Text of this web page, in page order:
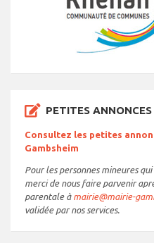
PETITES ANNONCES
Consultez les petites
Gambsheim
Pour les personnes mineures
merci de nous faire parvenir
parentale à mairie@mairie-
validée par nos services.